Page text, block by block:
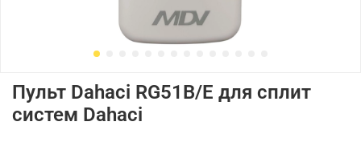
Пульт Dahaci RG51B/E для сплит
систем Dahaci